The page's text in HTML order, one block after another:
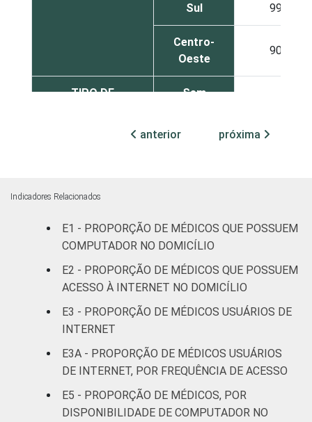
Sul 99
Centro-
Oeste
90
TIPO DE
Sem
Com
internação,
mais de 50
leitos
Não
87
Até 35 anos
36 a 50
anos
anterior próxima
Indicadores Relacionados
E1 - PROPORÇÃO DE MÉDICOS QUE POSSUEM
COMPUTADOR NO DOMICÍLIO
E2 - PROPORÇÃO DE MÉDICOS QUE POSSUEM
ACESSO À INTERNET NO DOMICÍLIO
E3 - PROPORÇÃO DE MÉDICOS USUÁRIOS DE
INTERNET
E3A - PROPORÇÃO DE MÉDICOS USUÁRIOS
DE INTERNET, POR FREQUÊNCIA DE ACESSO
E5 - PROPORÇÃO DE MÉDICOS, POR
DISPONIBILIDADE DE COMPUTADOR NO